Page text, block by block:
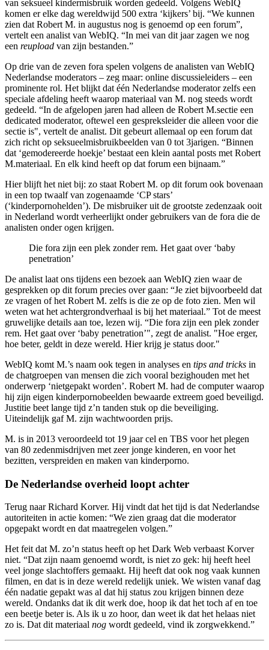
van seksueel kindermisbruik worden gedeeld. Volgens WebIQ
komen er elke dag wereldwijd 500 extra ‘kijkers’ bij. “We kunnen
zien dat Robert M. in augustus nog is genoemd op een forum”,
vertelt een analist van WebIQ. “In mei van dit jaar zagen we nog
een reupload van zijn bestanden.”
Op drie van de zeven fora spelen volgens de analisten van WebIQ
Nederlandse moderators – zeg maar: online discussieleiders – een
prominente rol. Het blijkt dat één Nederlandse moderator zelfs een
speciale afdeling heeft waarop materiaal van M. nog steeds wordt
gedeeld. “In de afgelopen jaren had alleen de Robert M.sectie een
dedicated moderator, oftewel een gespreksleider die alleen voor die
sectie is", vertelt de analist. Dit gebeurt allemaal op een forum dat
zich richt op seksueelmisbruikbeelden van 0 tot 3jarigen. “Binnen
dat ‘gemodereerde hoekje’ bestaat een klein aantal posts met Robert
M.materiaal. En elk kind heeft op dat forum een bijnaam.”
Hier blijft het niet bij: zo staat Robert M. op dit forum ook bovenaan
in een top twaalf van zogenaamde ‘CP stars’
(‘kinderpornohelden’). De misbruiker uit de grootste zedenzaak ooit
in Nederland wordt verheerlijkt onder gebruikers van de fora die de
analisten onder ogen krijgen.
Die fora zijn een plek zonder rem. Het gaat over ‘baby
penetration’
De analist laat ons tijdens een bezoek aan WebIQ zien waar de
gesprekken op dit forum precies over gaan: “Je ziet bijvoorbeeld dat
ze vragen of het Robert M. zelfs is die ze op de foto zien. Men wil
weten wat het achtergrondverhaal is bij het materiaal.” Tot de meest
gruwelijke details aan toe, lezen wij. “Die fora zijn een plek zonder
rem. Het gaat over ‘baby penetration’", zegt de analist. "Hoe erger,
hoe beter, geldt in deze wereld. Hier krijg je status door."
WebIQ komt M.’s naam ook tegen in analyses en tips and tricks in
de chatgroepen van mensen die zich vooral bezighouden met het
onderwerp ‘nietgepakt worden’. Robert M. had de computer waarop
hij zijn eigen kinderpornobeelden bewaarde extreem goed beveiligd.
Justitie beet lange tijd z’n tanden stuk op die beveiliging.
Uiteindelijk gaf M. zijn wachtwoorden prijs.
M. is in 2013 veroordeeld tot 19 jaar cel en TBS voor het plegen
van 80 zedenmisdrijven met zeer jonge kinderen, en voor het
bezitten, verspreiden en maken van kinderporno.
De Nederlandse overheid loopt achter
Terug naar Richard Korver. Hij vindt dat het tijd is dat Nederlandse
autoriteiten in actie komen: “We zien graag dat die moderator
opgepakt wordt en dat maatregelen volgen.”
Het feit dat M. zo’n status heeft op het Dark Web verbaast Korver
niet. “Dat zijn naam genoemd wordt, is niet zo gek: hij heeft heel
veel jonge slachtoffers gemaakt. Hij heeft dat ook nog vaak kunnen
filmen, en dat is in deze wereld redelijk uniek. We wisten vanaf dag
één nadatie gepakt was al dat hij status zou krijgen binnen deze
wereld. Ondanks dat ik dit werk doe, hoop ik dat het toch af en toe
een beetje beter is. Als ik u zo hoor, dan weet ik dat het helaas niet
zo is. Dat dit materiaal nog wordt gedeeld, vind ik zorgwekkend.”